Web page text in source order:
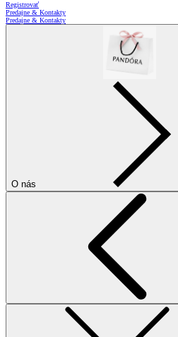
Registrovať
Predajne & Kontakty
Predajne & Kontakty
O nás